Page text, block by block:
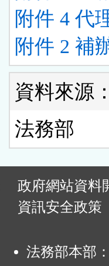
附件 4 代
附件 2 補
資料來源：
法務部
政府網站資料
資訊安全政策
法務部本部